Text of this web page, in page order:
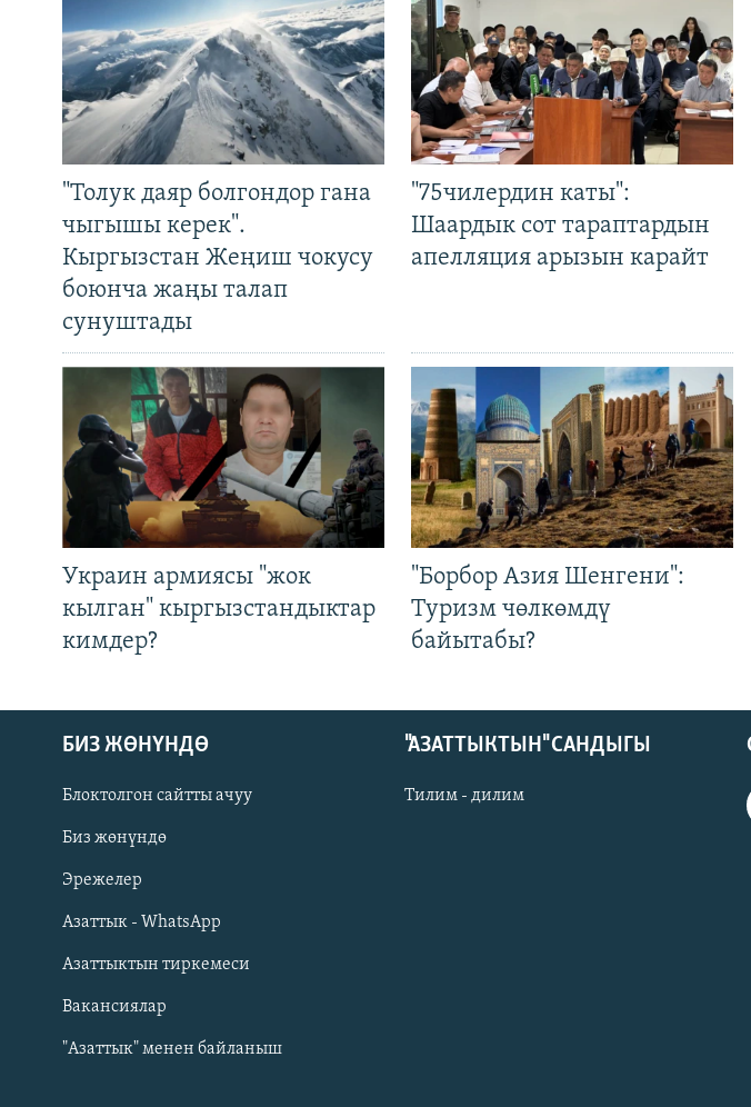
Русский
ОНЛАЙН ШЕРИНЕ
"Толук даяр болгондор гана
чыгышы керек".
Кыргызстан Жеңиш чокусу
боюнча жаңы талап
сунуштады
"75чилердин каты":
Шаардык сот тараптардын
апелляция арызын карайт
Украин армиясы "жок
кылган" кыргызстандыктар
кимдер?
"Борбор Азия Шенгени":
Туризм чөлкөмдү
байытабы?
БИЗ ЖӨНҮНДӨ
Блоктолгон сайтты ачуу
Биз жөнүндө
Эрежелер
Азаттык - WhatsApp
Азаттыктын тиркемеси
Вакансиялар
"Азаттык" менен байланыш
"АЗАТТЫКТЫН" САНДЫГЫ
Тилим - дилим